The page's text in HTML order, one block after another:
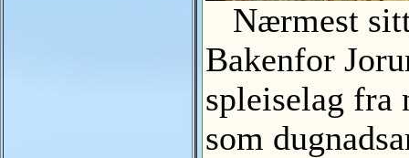
Nærmest
Bakenfor
spleiselag
som